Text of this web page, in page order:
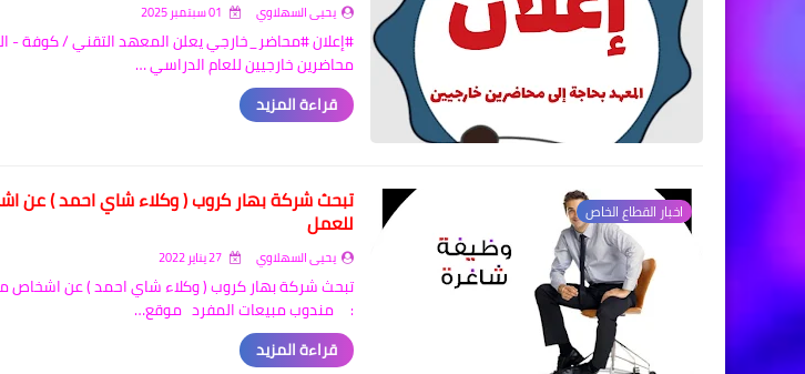
يحيى السهلاوي
#إعلان #محاضر_خارجي يعلن المعهد التقني / كوفة -
محاضرين خارجيين للعام الدراسي …
قراءة المزيد
اخبار القطاع الخاص تبحث شركة بهار كروب ( وكلاء شاي احمد ) عن
للعمل
يحيى السهلاوي
تبحث شركة بهار كروب ( وكلاء شاي احمد ) عن اشخاص
: مندوب مبيعات المفرد موقع…
قراءة المزيد